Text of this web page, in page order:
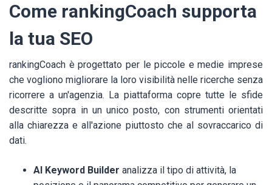
Come rankingCoach supporta
la tua SEO
rankingCoach è progettato per le piccole e medie imprese
che vogliono migliorare la loro visibilità nelle ricerche senza
ricorrere a un'agenzia. La piattaforma copre tutte le sfide
descritte sopra in un unico posto, con strumenti orientati
alla chiarezza e all'azione piuttosto che al sovraccarico di
dati.
AI Keyword Builder analizza il tipo di attività, la